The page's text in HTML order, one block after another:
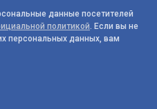
данные посетителей
политикой. Если вы не
персональных данных, вам